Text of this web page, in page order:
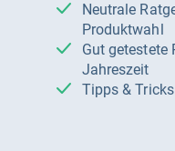
Neutrale Ratgeber – hilfreich für Ihre
Produktwahl
Gut getestete Produkte – passend zur
Jahreszeit
Tipps & Tricks